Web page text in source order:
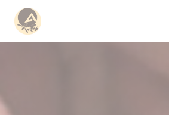
Personalización de sus opciones de